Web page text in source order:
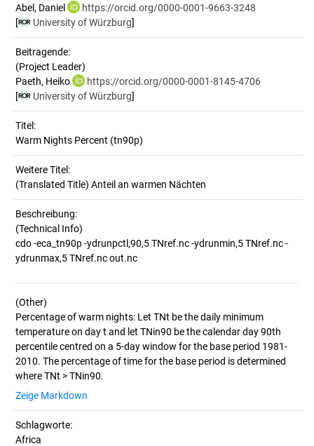
Abel, Daniel
https://orcid.org/0000-0001-9663-3248
[
University of Würzburg]
Beitragende:
(Project Leader)
Paeth, Heiko
https://orcid.org/0000-0001-8145-4706
[
University of Würzburg]
Titel:
Warm Nights Percent (tn90p)
Weitere Titel:
(Translated Title) Anteil an warmen Nächten
Beschreibung:
(Technical Info)
cdo -eca_tn90p -ydrunpctl,90,5 TNref.nc -ydrunmin,5 TNref.nc -
(Other)
Percentage of warm nights: Let TNt be the daily minimum
temperature on day t and let TNin90 be the calendar day 90th
percentile centred on a 5-day window for the base period 1981-
2010. The percentage of time for the base period is determined
Zeige Markdown
Schlagworte:
Africa